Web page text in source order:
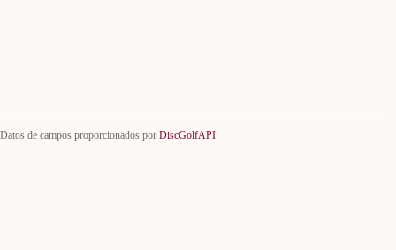
Datos de campos proporcionados por DiscGolfAPI